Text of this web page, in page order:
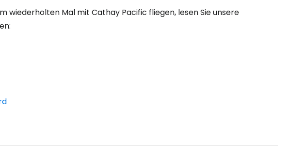
wiederholten Mal mit Cathay Pacific fliegen, lesen Sie unsere